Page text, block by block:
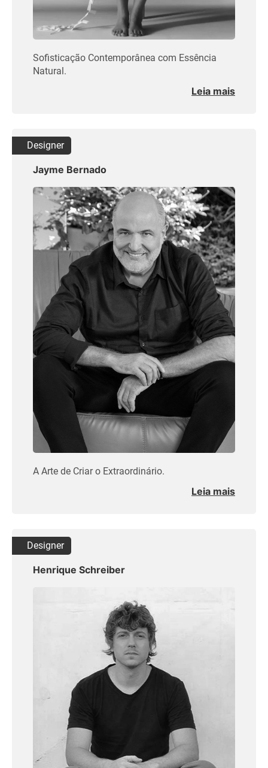
Sofisticação Contemporânea com Essência
Natural.
Leia mais
Designer
Jayme Bernado
A Arte de Criar o Extraordinário.
Leia mais
Designer
Henrique Schreiber